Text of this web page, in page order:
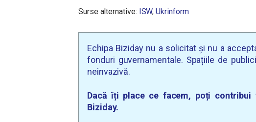
Surse alternative: ISW,Ukrinform
Echipa Biziday nu a solicitat și nu a
fonduri guvernamentale. Spațiile de
neinvazivă.
Dacă îți place ce facem, poți contribui
Biziday.